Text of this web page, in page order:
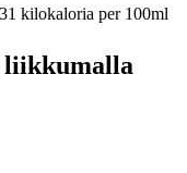
31 kilokaloria per 100ml